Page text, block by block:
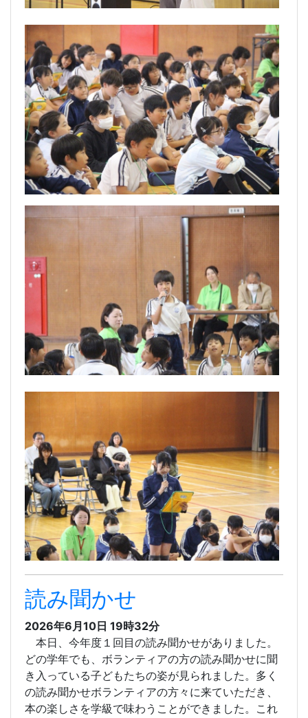
読み聞かせ
2026年6月10日 19時32分
本日、今年度１回目の読み聞かせがありました。
どの学年でも、ボランティアの方の読み聞かせに聞
き入っている子どもたちの姿が見られました。多く
の読み聞かせボランティアの方々に来ていただき、
本の楽しさを学級で味わうことができました。これ